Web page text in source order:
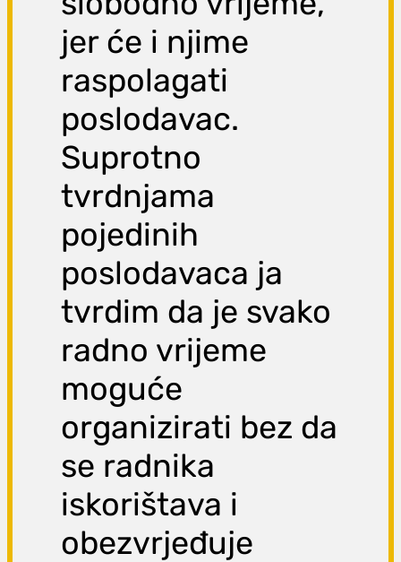
jer će i njime
raspolagati
poslodavac.
Suprotno
tvrdnjama
pojedinih
poslodavaca ja
tvrdim da je svako
radno vrijeme
moguće
organizirati bez da
se radnika
iskorištava i
obezvrjeđuje